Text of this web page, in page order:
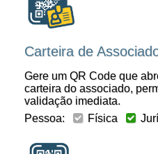
Carteira de
Gere um QR Code que
carteira do associado,
validação imediata.
Pessoa:
Física